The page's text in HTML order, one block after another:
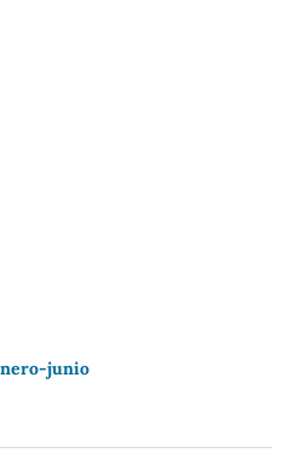
junio